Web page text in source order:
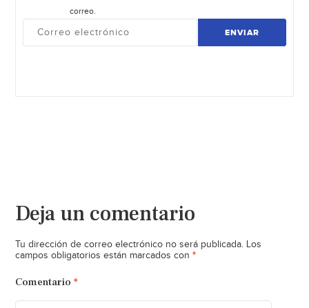
correo.
ENVIAR
Deja un comentario
Tu dirección de correo electrónico no será publicada. Los
campos obligatorios están marcados con *
Comentario *